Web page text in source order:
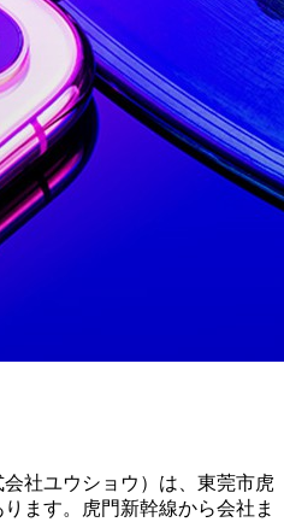
社ユウショウ）は、東莞市虎
ます。虎門新幹線から会社ま